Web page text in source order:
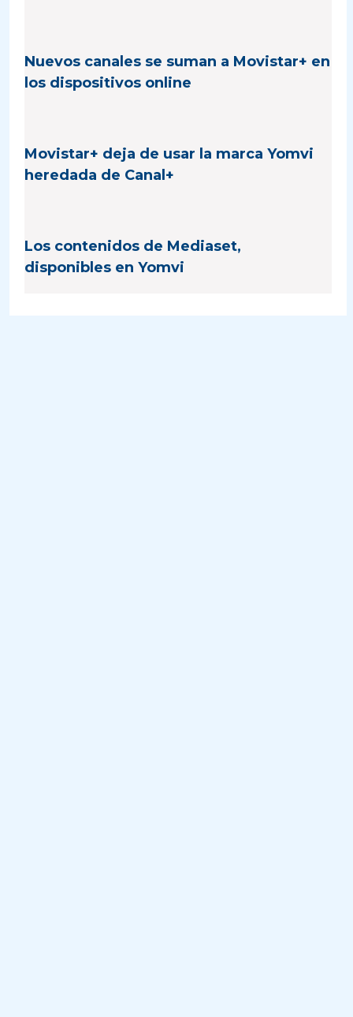
Nuevos canales se suman a Movistar+ en
los dispositivos online
Movistar+ deja de usar la marca Yomvi
heredada de Canal+
Los contenidos de Mediaset,
disponibles en Yomvi